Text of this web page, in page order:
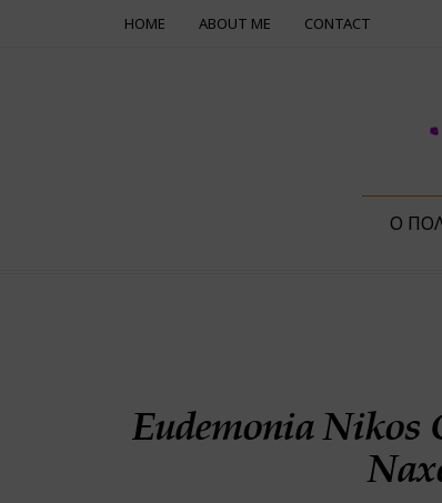
HOME ABOUT ME CONTACT
Ο
Eudemonia Nikos